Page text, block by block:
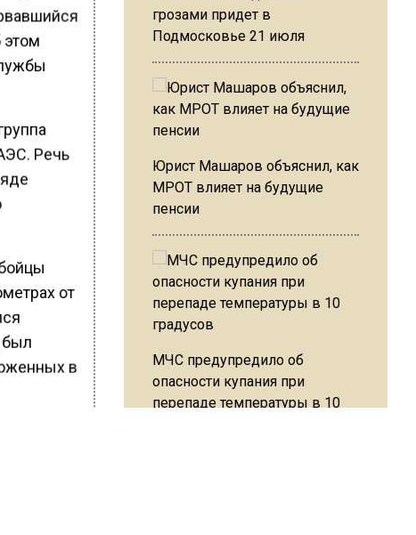
Речь
от
был
в
грозами придет в
Подмосковье 21 июля
Юрист Машаров объяснил, как
МРОТ влияет на будущие
пенсии
МЧС предупредило об
опасности купания при
перепаде температуры в 10